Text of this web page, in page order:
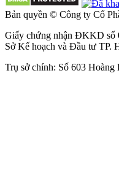
Bản quyền © Công ty Cổ
Giấy chứng nhận ĐKKD số
Sở Kế hoạch và Đầu tư TP.
Trụ sở chính: Số 603